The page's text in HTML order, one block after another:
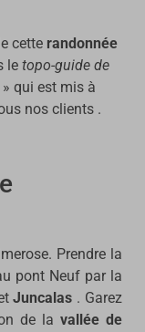
cette randonnée
le topo-guide de
» qui est mis à
nos clients .
Prendre la
pont Neuf par la
Juncalas . Garez
de la vallée de